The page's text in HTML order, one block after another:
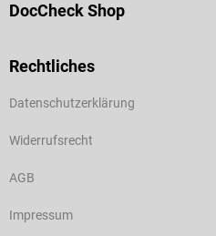
DocCheck Shop
Rechtliches
Datenschutzerklärung
Widerrufsrecht
AGB
Impressum